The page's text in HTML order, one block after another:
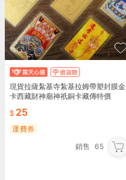
現貨拉薩紮基寺紮基拉姆帶塑封膜金
卡西藏財神廟神祇銅卡藏傳特價
25
運費券
銷售 65